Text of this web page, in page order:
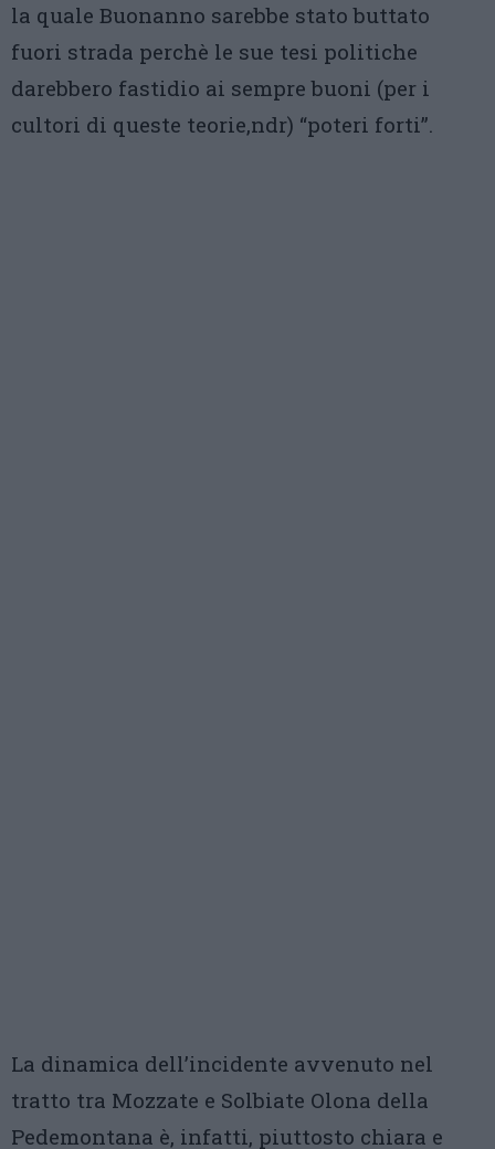
la quale Buonanno sarebbe stato buttato
fuori strada perchè le sue tesi politiche
darebbero fastidio ai sempre buoni (per i
cultori di queste teorie,ndr) “poteri forti”.
La dinamica dell’incidente avvenuto nel
tratto tra Mozzate e Solbiate Olona della
Pedemontana è, infatti, piuttosto chiara e